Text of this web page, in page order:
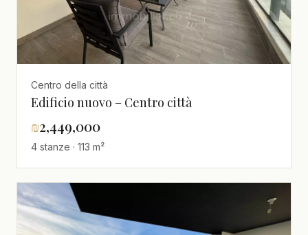
Centro della città
Edificio nuovo – Centro città
₪2,449,000
4 stanze · 113 m²